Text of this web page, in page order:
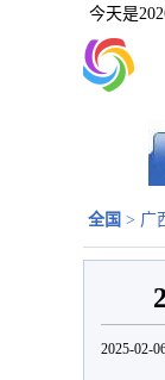
今天是
全国 > 广
2025-02-